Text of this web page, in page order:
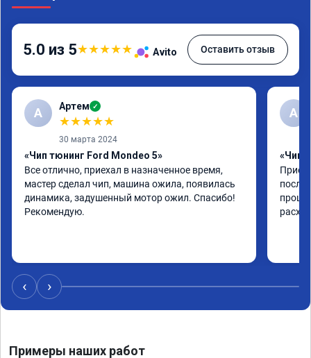
5.0 из 5★★★★★ Avito Оставить отзыв
А Артем ✓
★★★★★
30 марта 2024
«Чип тюнинг Ford Mondeo 5»
Все отлично, приехал в назначенное время,
мастер сделал чип, машина ожила, появилась
динамика, задушенный мотор ожил. Спасибо!
Рекомендую.
А
«Чип
после
‹ ›
Примеры наших работ